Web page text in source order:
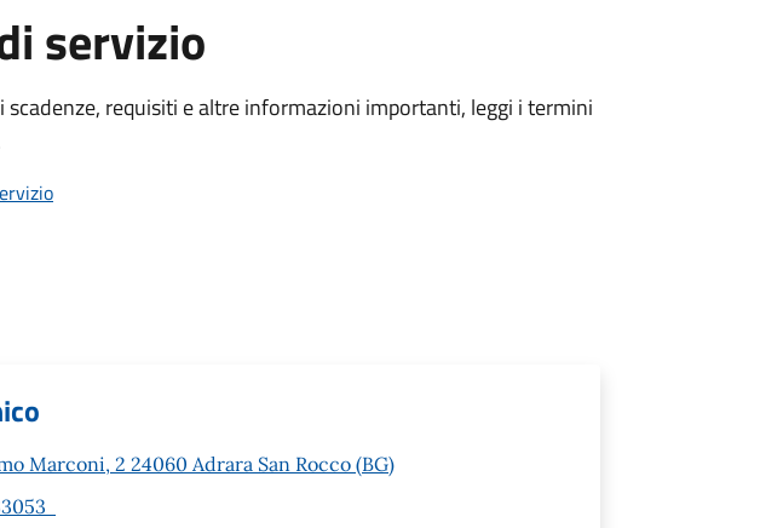
servizio
scadenze, requisiti e altre informazioni importanti, leggi i termini
Marconi, 2 24060 Adrara San Rocco (BG)